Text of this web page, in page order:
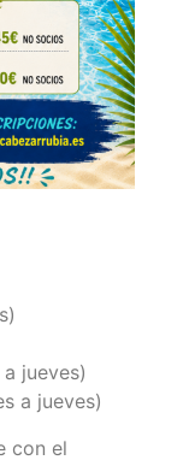
jueves)
a jueves)
con el